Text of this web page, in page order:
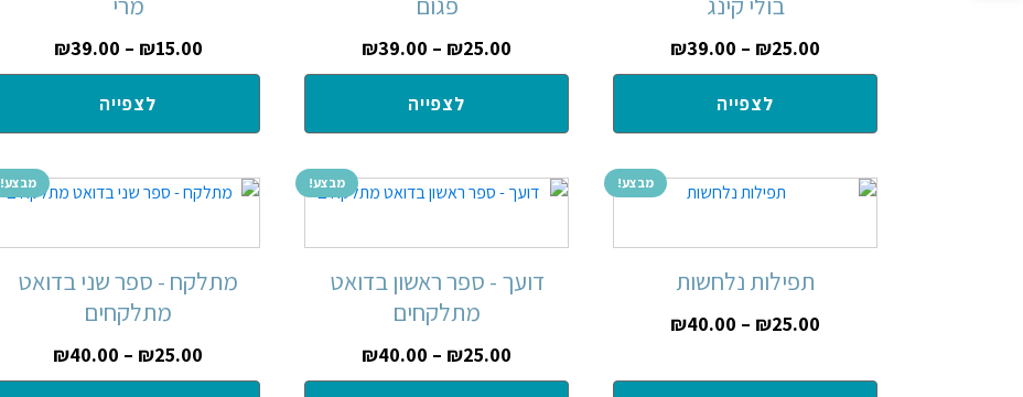
₪25.00
–
₪39.00
לצפייה
₪25.00
–
₪39.00
לצפייה
₪15.00
–
₪39.00
לצפייה
מבצע!
תפילות נלחשות
₪25.00
–
₪40.00
מבצע!
דועך - ספר ראשון בדואט
מתלקחים
₪25.00
–
₪40.00
מבצע!
מתלקח - ספר שני בדואט
מתלקחים
₪25.00
–
₪40.00